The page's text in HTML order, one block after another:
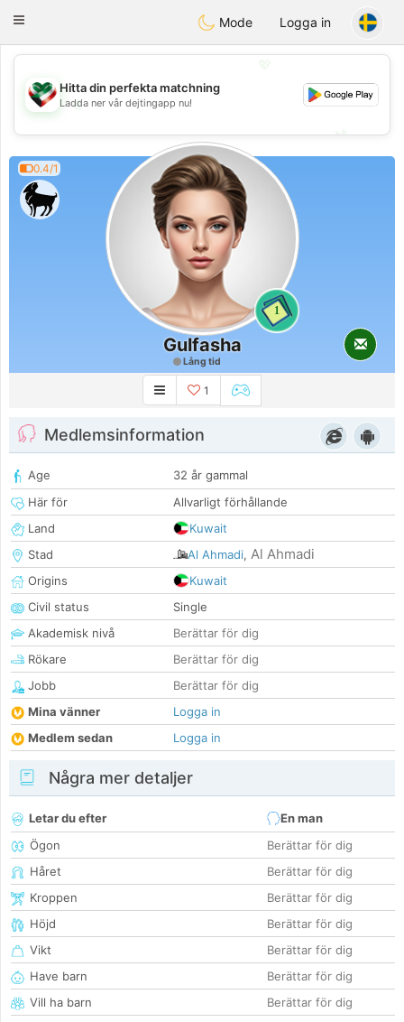
KuwaitChat
Toggle
Mode Logga in
💖
💕
💕
Hitta din perfekta matchning
Ladda ner vår dejtingapp nu!
0.4/1
1
Gulfasha
Lång tid
1
Medlemsinformation
Age
32 år gammal
Här för
Allvarligt förhållande
Land
Kuwait
Stad
Al Ahmadi, Al Ahmadi
Origins
Kuwait
Civil status
Single
Akademisk nivå
Berättar för dig
Rökare
Berättar för dig
Jobb
Berättar för dig
Mina vänner
Logga in
Medlem sedan
Logga in
Några mer detaljer
Letar du efter
En man
Ögon
Berättar för dig
Håret
Berättar för dig
Kroppen
Berättar för dig
Höjd
Berättar för dig
Vikt
Berättar för dig
Have barn
Berättar för dig
Vill ha barn
Berättar för dig